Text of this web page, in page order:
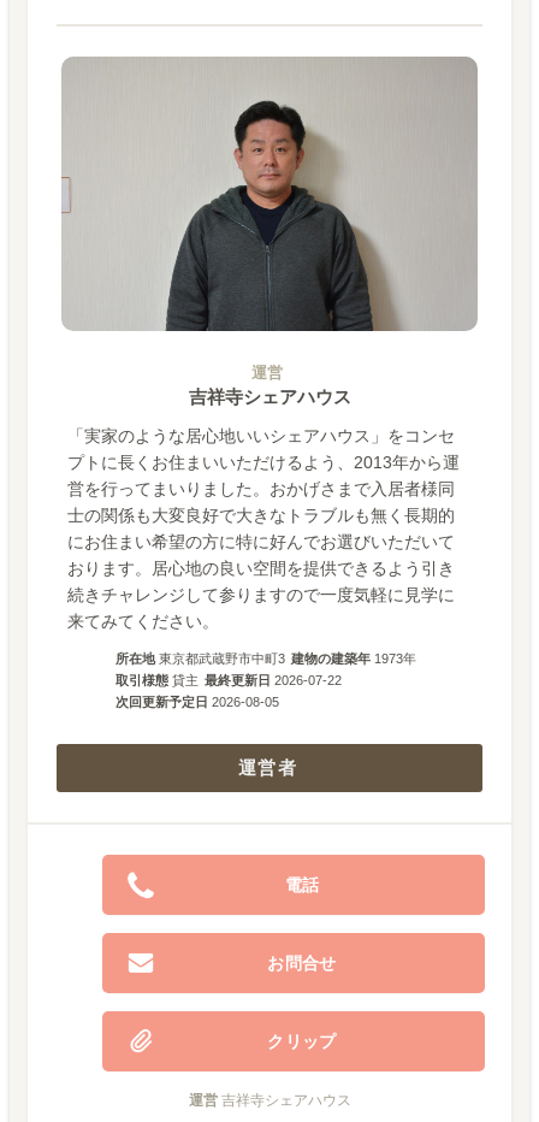
運営
吉祥寺シェアハウス
「実家のような居心地いいシェアハウス」をコンセ
プトに長くお住​​まいいただけるよう、2013年から運
営を行ってまいりました。おかげさまで入居者様同
士の関係も大変良好で大きなトラブルも無く長期的
にお住まい希望の方に特に好んでお選びいただいて
おります。居心地の良い空間を提供できるよう引き
続きチャレンジして参りますので一度気軽に見学に
来てみてください。
所在地 東京都武蔵野市中町3 建物の建築年 1973年
取引様態 貸主 最終更新日 2026-07-22
次回更新予定日 2026-08-05
運営者
電話
お問合せ
クリップ
運営 吉祥寺シェアハウス